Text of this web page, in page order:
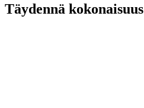
Täydennä kokonaisuus